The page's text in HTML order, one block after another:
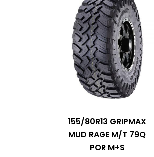
155/80R13 GRIPMAX
MUD RAGE M/T 79Q
POR M+S